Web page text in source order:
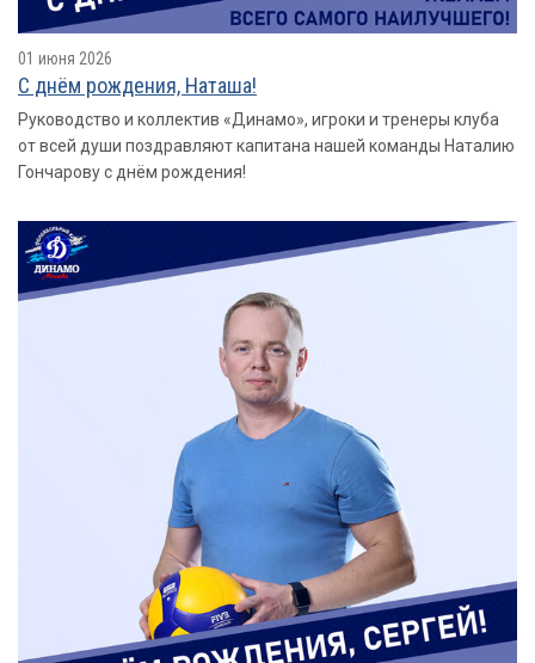
01 июня 2026
С днём рождения, Наташа!
Руководство и коллектив «Динамо», игроки и тренеры клуба
от всей души поздравляют капитана нашей команды Наталию
Гончарову с днём рождения!